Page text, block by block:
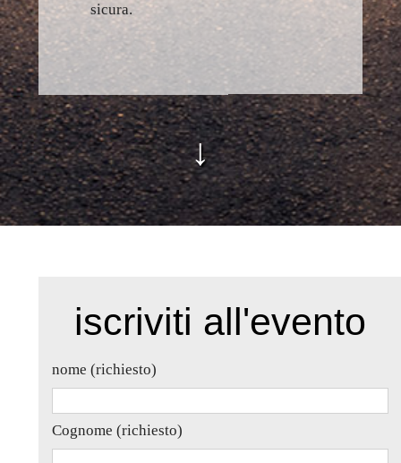
sicura.
↓
iscriviti all'evento
nome (richiesto)
Cognome (richiesto)